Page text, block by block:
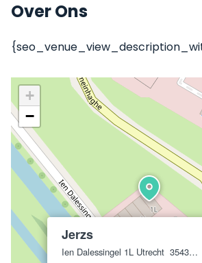
Over Ons
Jerzs
Ien Dalessingel 1L Utrecht 3543 MD
+
−